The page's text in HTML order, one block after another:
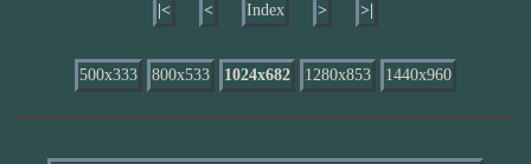
|< < Index > >|
500x333 800x533 1024x682 1280x853 1440x960